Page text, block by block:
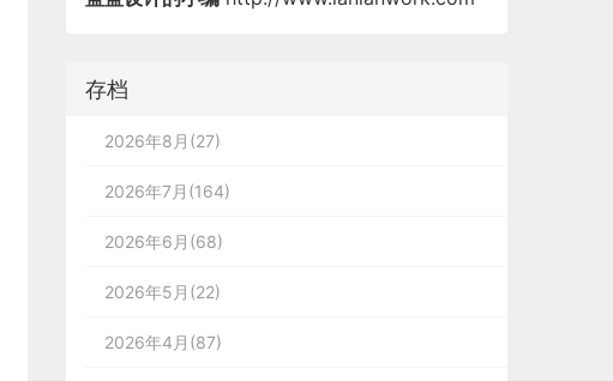
存档
2026年8月(27)
2026年7月(164)
2026年6月(68)
2026年5月(22)
2026年4月(87)